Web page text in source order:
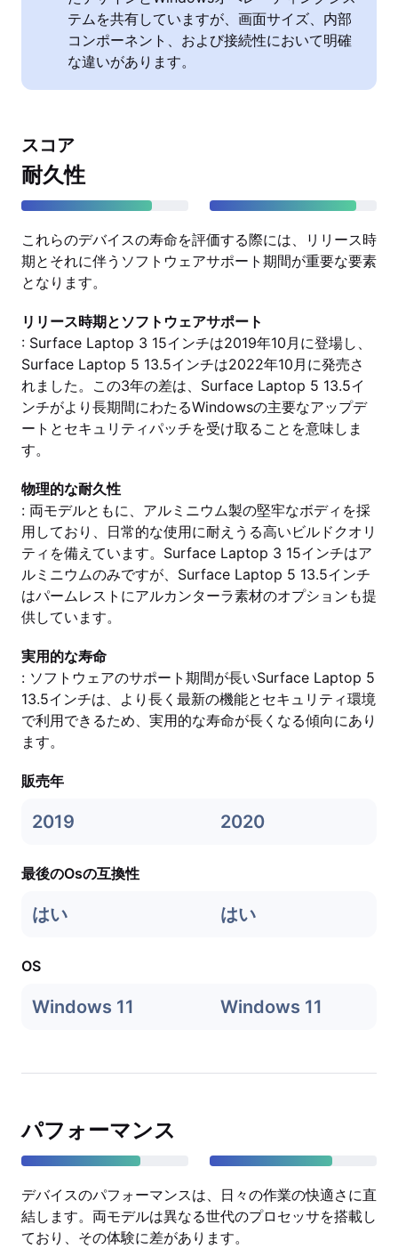
テムを共有していますが、画面サイズ、内部
コンポーネント、および接続性において明確
な違いがあります。
スコア
耐久性
これらのデバイスの寿命を評価する際には、リリース時
期とそれに伴うソフトウェアサポート期間が重要な要素
となります。
リリース時期とソフトウェアサポート
: Surface Laptop 3 15インチは2019年10月に登場し、
Surface Laptop 5 13.5インチは2022年10月に発売さ
れました。この3年の差は、Surface Laptop 5 13.5イ
ンチがより長期間にわたるWindowsの主要なアップデ
ートとセキュリティパッチを受け取ることを意味しま
す。
物理的な耐久性
: 両モデルともに、アルミニウム製の堅牢なボディを採
用しており、日常的な使用に耐えうる高いビルドクオリ
ティを備えています。Surface Laptop 3 15インチはア
ルミニウムのみですが、Surface Laptop 5 13.5インチ
はパームレストにアルカンターラ素材のオプションも提
供しています。
実用的な寿命
: ソフトウェアのサポート期間が長いSurface Laptop 5
13.5インチは、より長く最新の機能とセキュリティ環境
で利用できるため、実用的な寿命が長くなる傾向にあり
ます。
販売年
2019 2020
最後のOsの互換性
はい はい
OS
Windows 11 Windows 11
パフォーマンス
デバイスのパフォーマンスは、日々の作業の快適さに直
結します。両モデルは異なる世代のプロセッサを搭載し
ており、その体験に差があります。